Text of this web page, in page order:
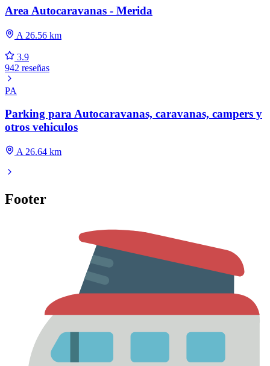
Area Autocaravanas - Merida
A 26.56 km
3.9
942 reseñas
PA
Parking para Autocaravanas, caravanas, campers y
otros vehiculos
A 26.64 km
Footer